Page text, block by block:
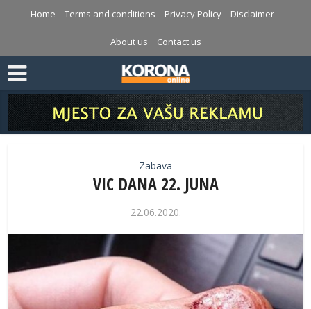
Home Terms and conditions Privacy Policy Disclaimer
About us Contact us
Zabava
VIC DANA 22. JUNA
22.06.2020.